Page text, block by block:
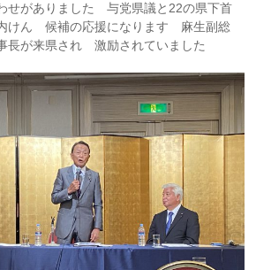
せがありました 与党県議と22の県下首
けん 候補の応援になります 麻生副総
長が来県され 激励されていました